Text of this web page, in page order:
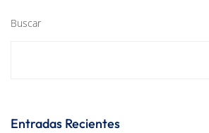
Buscar
Entradas Recientes